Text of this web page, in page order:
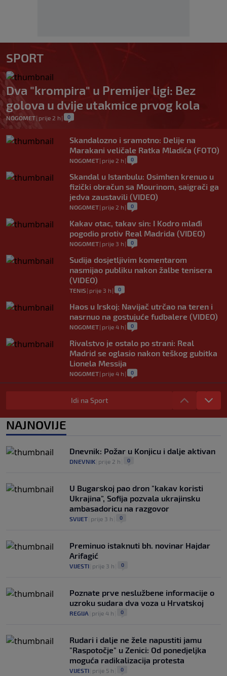
SPORT
Dva "krompira" u Premijer ligi: Bez
golova u dvije utakmice prvog kola
NOGOMET| prije 2 h | 0
Skandalozno i sramotno: Delije na
Marakani veličale Ratka Mladića (FOTO)
NOGOMET| prije 2 h | 0
Skandal u Istanbulu: Osimhen krenuo u
fizički obračun sa Mourinom, saigrači ga
jedva zaustavili (VIDEO)
NOGOMET| prije 2 h | 0
Kakav otac, takav sin: I Kodro mlađi
pogodio protiv Real Madrida (VIDEO)
NOGOMET| prije 3 h | 0
Sudija dosjetljivim komentarom
nasmijao publiku nakon žalbe tenisera
(VIDEO)
TENIS| prije 3 h | 0
Haos u Irskoj: Navijač utrčao na teren i
nasrnuo na gostujuće fudbalere (VIDEO)
NOGOMET| prije 4 h | 0
Rivalstvo je ostalo po strani: Real
Madrid se oglasio nakon teškog gubitka
Lionela Messija
NOGOMET| prije 4 h | 0
WNBA igračice odgovorile Kanteru
nakon provokacije: "Nećemo biti politički
0
FIFA-e je vaš novac", danas se suočava s
najvećom krizom
| prije 5 h
Idi na Sport
NAJNOVIJE
Dnevnik: Požar u Konjicu i dalje aktivan
DNEVNIK prije 2 h 0
U Bugarskoj pao dron "kakav koristi
Ukrajina", Sofija pozvala ukrajinsku
ambasadoricu na razgovor
SVIJET prije 3 h 0
Preminuo istaknuti bh. novinar Hajdar
Arifagić
VIJESTI prije 3 h 0
Poznate prve neslužbene informacije o
uzroku sudara dva voza u Hrvatskoj
REGIJA prije 4 h 0
Rudari i dalje ne žele napustiti jamu
"Raspotočje" u Zenici: Od ponedjeljka
moguća radikalizacija protesta
VIJESTI prije 5 h 0